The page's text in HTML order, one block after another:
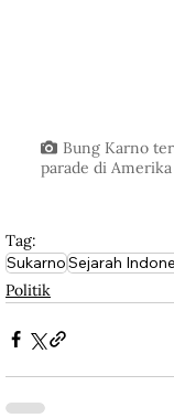
Bung Karno
parade di
Tag:
SukarnoSejarah
Politik